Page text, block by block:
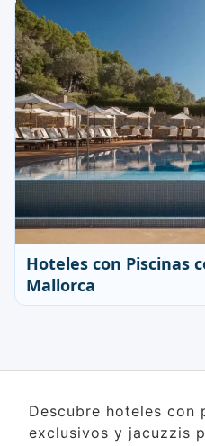
Hoteles con Piscinas
Mallorca
Descubre hoteles con
exclusivos y jacuzzis